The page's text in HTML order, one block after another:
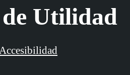
Utilidad
Accesibilidad